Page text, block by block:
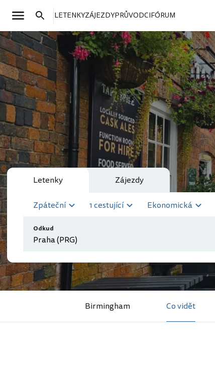
LETENKYZÁJEZDYPRŮVODCIFÓRUM
Letenky Zájezdy
Zpáteční 1 cestující Ekonomická
Odkud
Birmingham Co vidět